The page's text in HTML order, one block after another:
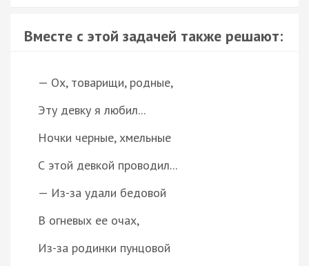
Вместе с этой задачей также решают:
— Ох, товарищи, родные,
Эту девку я любил...
Ночки черные, хмельные
С этой девкой проводил...
— Из-за удали бедовой
В огневых ее очах,
Из-за родинки пунцовой